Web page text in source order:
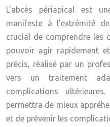
L’abcès périapical est
manifeste à l’extrémité
crucial de comprendre les
pouvoir agir rapidement
précis, réalisé par un
vers un traitement
complications
permettra de mieux
et de prévenir les